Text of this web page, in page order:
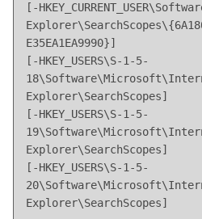
[-
E35EA1EA9990}]
[-HKEY_USERS\S-1-5-
Explorer\SearchScopes]
[-HKEY_USERS\S-1-5-
Explorer\SearchScopes]
[-HKEY_USERS\S-1-5-
Explorer\SearchScopes]